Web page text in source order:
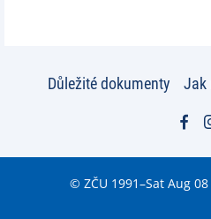
Důležité dokumenty Jak
© ZČU 1991–Sat Aug